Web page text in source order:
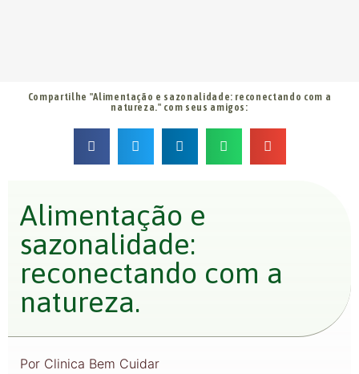
Compartilhe "Alimentação e sazonalidade: reconectando com a
natureza." com seus amigos:
Alimentação e
sazonalidade:
reconectando com a
natureza.
Por Clinica Bem Cuidar